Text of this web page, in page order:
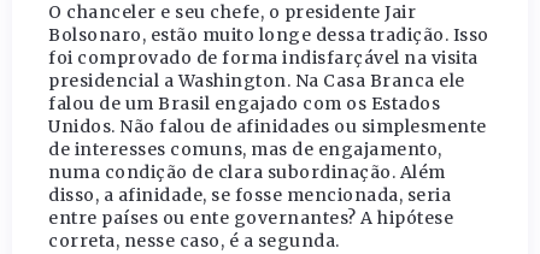
O chanceler e seu chefe, o presidente Jair
Bolsonaro, estão muito longe dessa tradição. Isso
foi comprovado de forma indisfarçável na visita
presidencial a Washington. Na Casa Branca ele
falou de um Brasil engajado com os Estados
Unidos. Não falou de afinidades ou simplesmente
de interesses comuns, mas de engajamento,
numa condição de clara subordinação. Além
disso, a afinidade, se fosse mencionada, seria
entre países ou ente governantes? A hipótese
correta, nesse caso, é a segunda.